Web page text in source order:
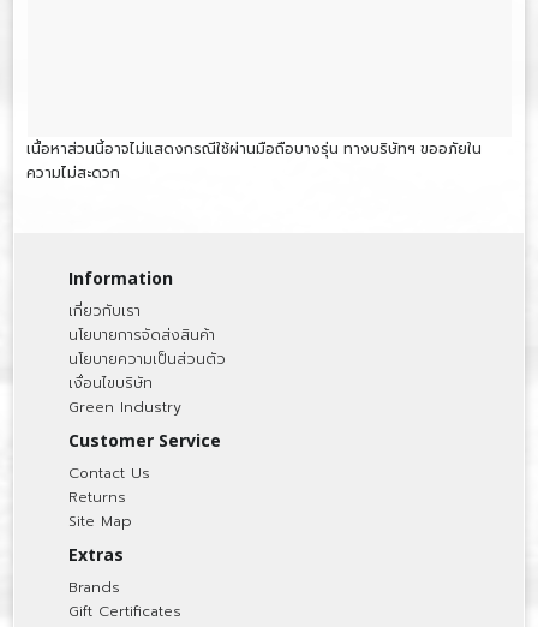
เนื้อหาส่วนนี้อาจไม่แสดงกรณีใช้ผ่านมือถือบางรุ่น ทางบริษัทฯ ขออภัยใน
ความไม่สะดวก
Information
เกี่ยวกับเรา
นโยบายการจัดส่งสินค้า
นโยบายความเป็นส่วนตัว
เงื่อนไขบริษัท
Green Industry
Customer Service
Contact Us
Returns
Site Map
Extras
Brands
Gift Certificates